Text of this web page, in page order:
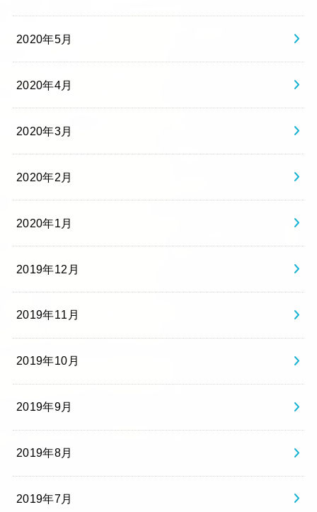
2020年5月
2020年4月
2020年3月
2020年2月
2020年1月
2019年12月
2019年11月
2019年10月
2019年9月
2019年8月
2019年7月